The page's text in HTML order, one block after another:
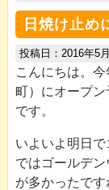
日焼け止め
投稿日：2016年5
こんにちは。
町）にオープ
です。
いよいよ明日
ではゴールデ
が多かったです